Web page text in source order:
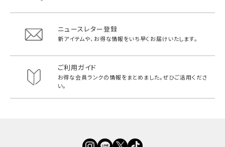
ニュースレター登録
新アイテムや、お得な情報をいち早く お届けいたします。
ご利用ガイド
お得な会員ランクの情報をまとめました。ぜひご活用くださ
い。